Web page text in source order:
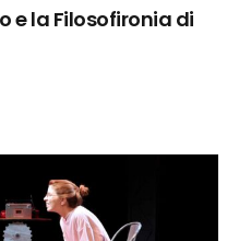
e la Filosofironia di